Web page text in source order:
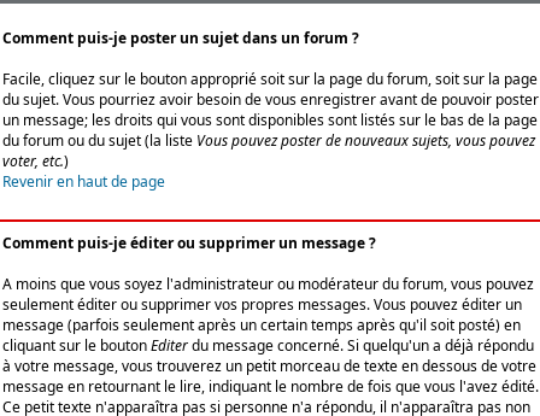
Comment puis-je poster un sujet dans un forum ?
Facile, cliquez sur le bouton approprié soit sur la page du forum, soit sur la page
du sujet. Vous pourriez avoir besoin de vous enregistrer avant de pouvoir poster
un message; les droits qui vous sont disponibles sont listés sur le bas de la page
du forum ou du sujet (la liste Vous pouvez poster de nouveaux sujets, vous pouvez
voter, etc.)
Revenir en haut de page
Comment puis-je éditer ou supprimer un message ?
A moins que vous soyez l'administrateur ou modérateur du forum, vous pouvez
seulement éditer ou supprimer vos propres messages. Vous pouvez éditer un
message (parfois seulement après un certain temps après qu'il soit posté) en
cliquant sur le boutonEditerdu message concerné. Si quelqu'un a déjà répondu
à votre message, vous trouverez un petit morceau de texte en dessous de votre
message en retournant le lire, indiquant le nombre de fois que vous l'avez édité.
Ce petit texte n'apparaîtra pas si personne n'a répondu, il n'apparaîtra pas non